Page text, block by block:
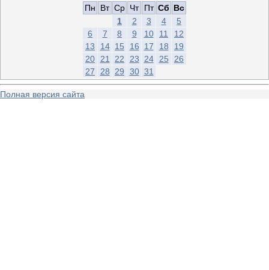
Пн
Вт Ср Чт Пт Сб Вс
1
2 3 4
5
6
7 8 9 10 11
12
13
14 15 16 17 18
19
20
21 22 23 24 25
26
27
28 29 30 31
Полная версия сайта